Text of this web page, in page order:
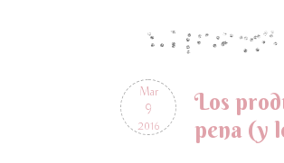
Mar
9
2016
Los
pena (y